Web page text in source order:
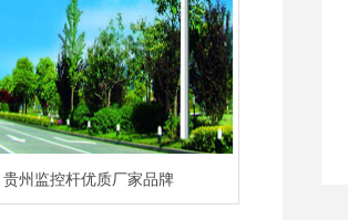
贵州监控杆优质厂家品牌